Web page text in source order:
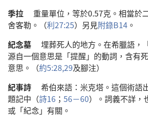
季拉
重量單位 ， 等於0.57克 。 相當於
舍客勒 。（利27:25） 另 見附錄B14 。
紀念墓
埋葬死人的地方 。 在希臘語 ，
源自一個意思是 「提醒 」 的動詞 ， 含有
意思 。（約5:28,29及腳注）
紀事詩
希伯來語 ： 米克塔 。 這個術語
題記中 （詩16 ； 56－60）。 詞義不詳 ，
或 「紀念 」 有關 。